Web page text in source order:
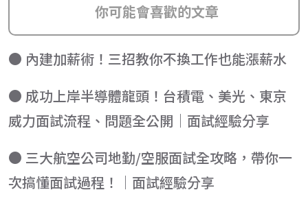
你可能會喜歡的文章
● 內建加薪術！三招教你不換工作也能漲薪水
● 成功上岸半導體龍頭！台積電、美光、東京
威力面試流程、問題全公開｜面試經驗分享
● 三大航空公司地勤/空服面試全攻略，帶你一
次搞懂面試過程！｜面試經驗分享